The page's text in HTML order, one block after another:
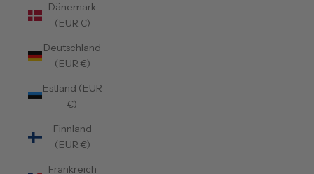
Dänemark
(EUR €)
Deutschland
(EUR €)
Estland (EUR
€)
Finnland
(EUR €)
Frankreich